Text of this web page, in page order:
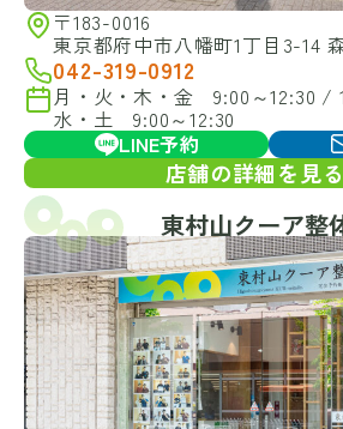
〒183-0016
東京都府中市八幡町1丁目3-14
042-319-0912
月・火・木・金 9:00～12:30 /
水・土 9:00～12:30
LINE予約
店舗の詳細を見
東村山クーア整